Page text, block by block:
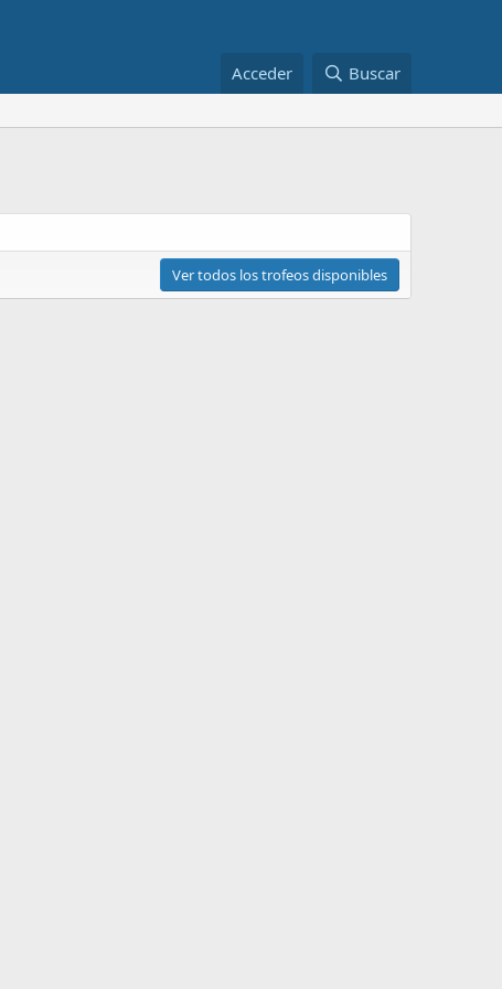
Acceder Buscar
Ver todos los trofeos disponibles